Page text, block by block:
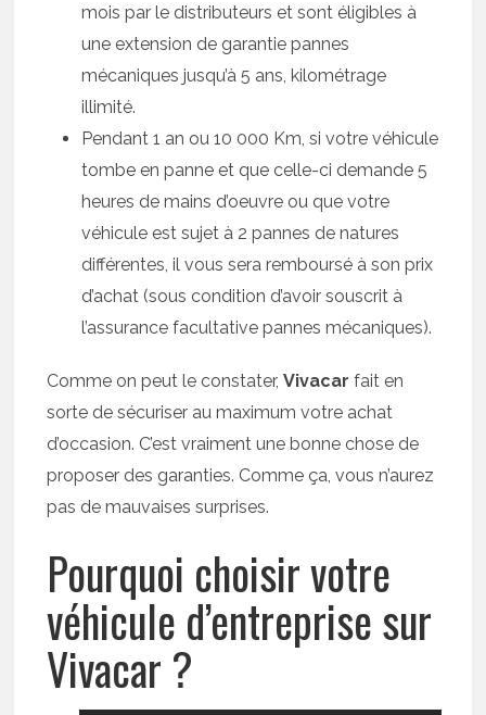
mois par le distributeurs et sont éligibles à
une extension de garantie pannes
mécaniques jusqu’à 5 ans, kilométrage
illimité.
Pendant 1 an ou 10 000 Km, si votre véhicule
tombe en panne et que celle-ci demande 5
heures de mains d’oeuvre ou que votre
véhicule est sujet à 2 pannes de natures
différentes, il vous sera remboursé à son prix
d’achat (sous condition d’avoir souscrit à
l’assurance facultative pannes mécaniques).
Comme on peut le constater,Vivacar fait en
sorte de sécuriser au maximum votre achat
d’occasion. C’est vraiment une bonne chose de
proposer des garanties. Comme ça, vous n’aurez
pas de mauvaises surprises.
Pourquoi choisir votre
véhicule d’entreprise sur
Vivacar ?